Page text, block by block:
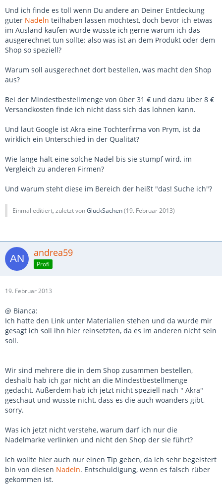
Und ich finde es toll wenn Du andere an Deiner Entdeckung
guter Nadeln teilhaben lassen möchtest, doch bevor ich etwas
im Ausland kaufen würde wüsste ich gerne warum ich das
ausgerechnet tun sollte: also was ist an dem Produkt oder dem
Shop so speziell?
Warum soll ausgerechnet dort bestellen, was macht den Shop
aus?
Bei der Mindestbestellmenge von über 31 € und dazu über 8 €
Versandkosten finde ich nicht dass sich das lohnen kann.
Und laut Google ist Akra eine Tochterfirma von Prym, ist da
wirklich ein Unterschied in der Qualität?
Wie lange hält eine solche Nadel bis sie stumpf wird, im
Vergleich zu anderen Firmen?
Und warum steht diese im Bereich der heißt "das! Suche ich"?
Einmal editiert, zuletzt vonGlückSachen(19. Februar 2013)
andrea59
Profi
19. Februar 2013
@ Bianca:
Ich hatte den Link unter Materialien stehen und da wurde mir
gesagt ich soll ihn hier reinsetzten, da es im anderen nicht sein
soll.
Wir sind mehrere die in dem Shop zusammen bestellen,
deshalb hab ich gar nicht an die Mindestbestellmenge
gedacht. Außerdem hab ich jetzt nicht speziell nach " Akra"
geschaut und wusste nicht, dass es die auch woanders gibt,
sorry.
Was ich jetzt nicht verstehe, warum darf ich nur die
Nadelmarke verlinken und nicht den Shop der sie führt?
Ich wollte hier auch nur einen Tip geben, da ich sehr begeistert
bin von diesen Nadeln. Entschuldigung, wenn es falsch rüber
gekommen ist.